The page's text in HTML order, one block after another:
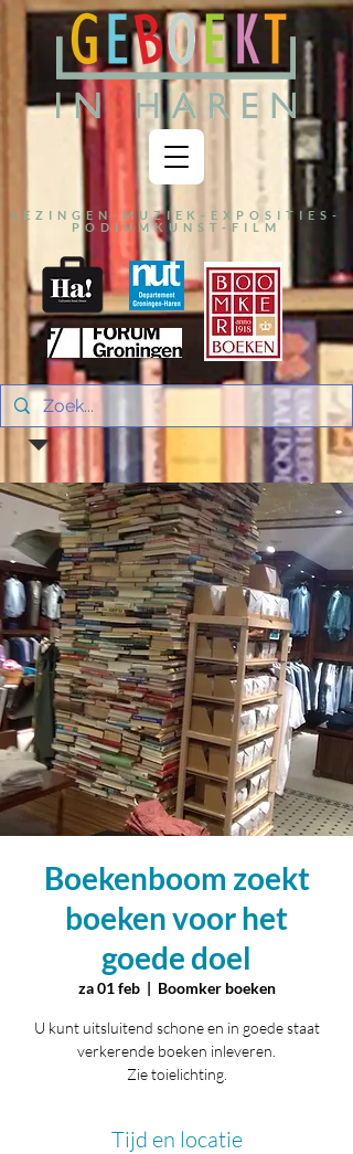
LEZINGEN-MUZIEK-EXPOSITIES-
PODIUMKUNST-FILM
Boekenboom zoekt
boeken voor het
goede doel
za 01 feb
  |
Boomker boeken
U kunt uitsluitend schone en in goede staat
verkerende boeken inleveren.
Zie toielichting.
Tijd en locatie